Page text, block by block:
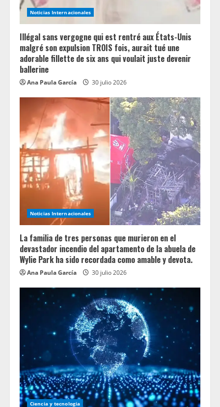
Noticias Internacionales
Illégal sans vergogne qui est rentré aux États-Unis
malgré son expulsion TROIS fois, aurait tué une
adorable fillette de six ans qui voulait juste devenir
ballerine
Ana Paula García 30 julio 2026
Noticias Internacionales
La familia de tres personas que murieron en el
devastador incendio del apartamento de la abuela de
Wylie Park ha sido recordada como amable y devota.
Ana Paula García 30 julio 2026
Ciencia y tecnologia